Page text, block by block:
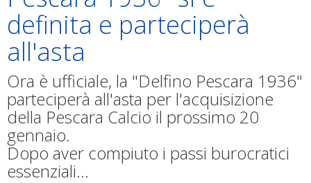
definita e parteciperà
all'asta
Ora è ufficiale, la "Delfino Pescara 1936"
parteciperà all'asta per l'acquisizione
della Pescara Calcio il prossimo 20
gennaio.
Dopo aver compiuto i passi burocratici
essenziali...